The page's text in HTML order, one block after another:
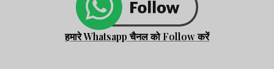
हमारे Whatsapp चैनल को Follow करें